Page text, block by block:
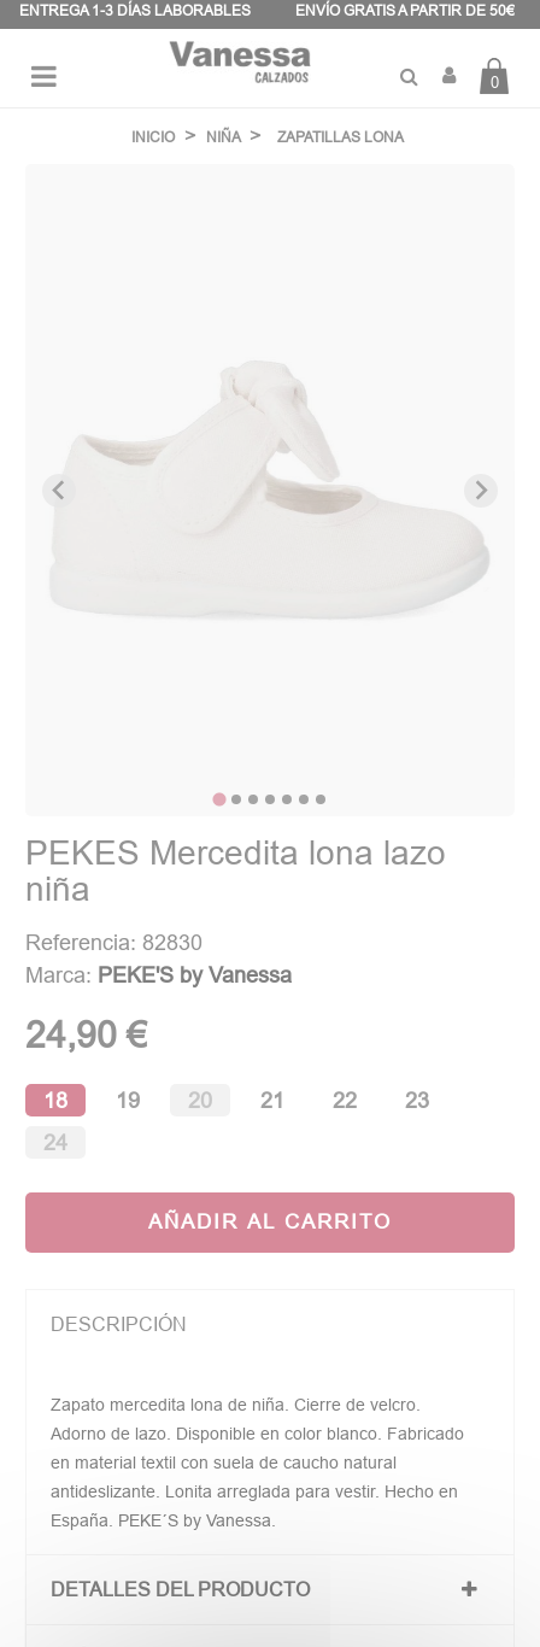
ENTREGA 1-3 DÍAS LABORABLES ENVÍO GRATIS A PARTIR DE 50€
0
INICIO NIÑA ZAPATILLAS LONA
PEKES Mercedita lona lazo
niña
Referencia: 82830
Marca: PEKE'S by Vanessa
24,90 €
18 19 20 21 22
23
24
AÑADIR AL CARRITO
DESCRIPCIÓN
Zapato mercedita lona de niña. Cierre de velcro.
Adorno de lazo. Disponible en color blanco. Fabricado
en material textil con suela de caucho natural
antideslizante. Lonita arreglada para vestir. Hecho en
España. PEKE´S by Vanessa.
DETALLES DEL PRODUCTO
Panel de gestión de cookies